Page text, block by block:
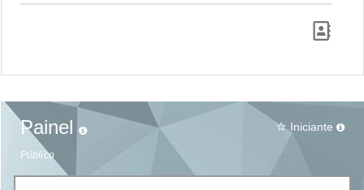
Painel
Público
star_border Iniciante